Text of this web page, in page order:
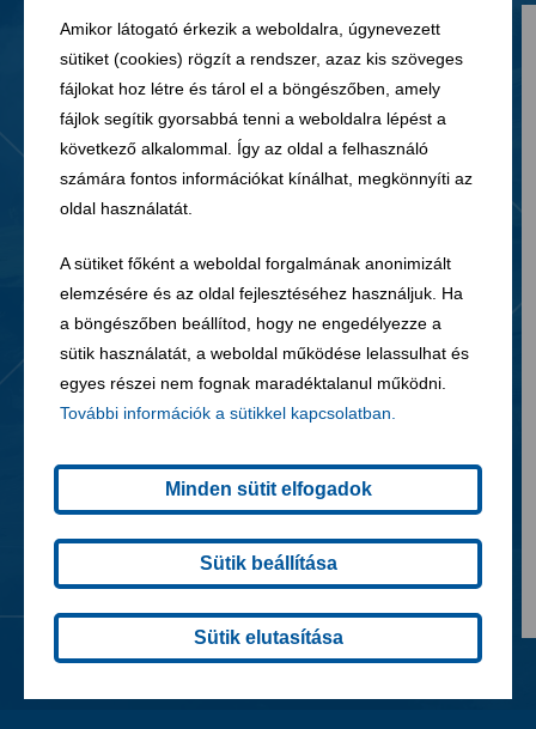
Amikor látogató érkezik a weboldalra, úgynevezett
sütiket (cookies) rögzít a rendszer, azaz kis szöveges
fájlokat hoz létre és tárol el a böngészőben, amely
fájlok segítik gyorsabbá tenni a weboldalra lépést a
következő alkalommal. Így az oldal a felhasználó
számára fontos információkat kínálhat, megkönnyíti az
oldal használatát.
A sütiket főként a weboldal forgalmának anonimizált
elemzésére és az oldal fejlesztéséhez használjuk. Ha
a böngészőben beállítod, hogy ne engedélyezze a
sütik használatát, a weboldal működése lelassulhat és
egyes részei nem fognak maradéktalanul működni.
További információk a sütikkel kapcsolatban.
Minden sütit elfogadok
Sütik beállítása
Sütik elutasítása
03. 08. 2026